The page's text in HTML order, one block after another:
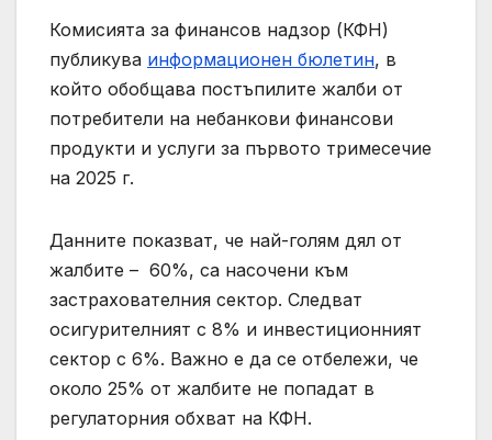
Комисията за финансов надзор (КФН)
публикува информационен бюлетин, в
който обобщава постъпилите жалби от
потребители на небанкови финансови
продукти и услуги за първото тримесечие
на 2025 г.
Данните показват, че най-голям дял от
жалбите – 60%, са насочени към
застрахователния сектор. Следват
осигурителният с 8% и инвестиционният
сектор с 6%. Важно е да се отбележи, че
около 25% от жалбите не попадат в
регулаторния обхват на КФН.